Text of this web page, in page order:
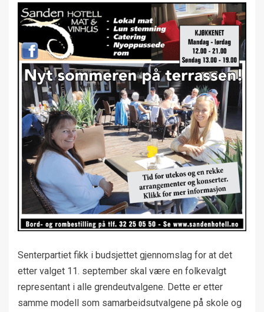
Senterpartiet fikk i budsjettet gjennomslag for at det
etter valget 11. september skal være en folkevalgt
representant i alle grendeutvalgene. Dette er etter
samme modell som samarbeidsutvalgene på skole og